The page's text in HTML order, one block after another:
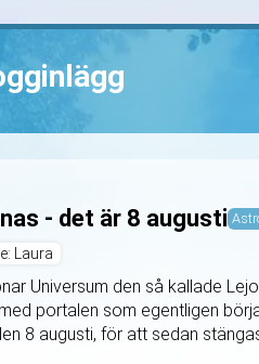
- det är 8 augusti
Laura
Universum den så kallade
portalen som egentligen
8 augusti, för att sedan